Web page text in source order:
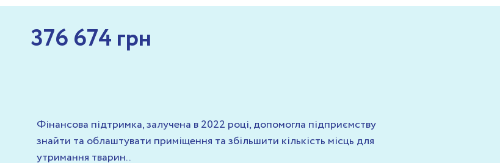
376 674 грн
Фінансова підтримка, залучена в 2022 році, допомогла підприємству
знайти та облаштувати приміщення та збільшити кількість місць для
утримання тварин..